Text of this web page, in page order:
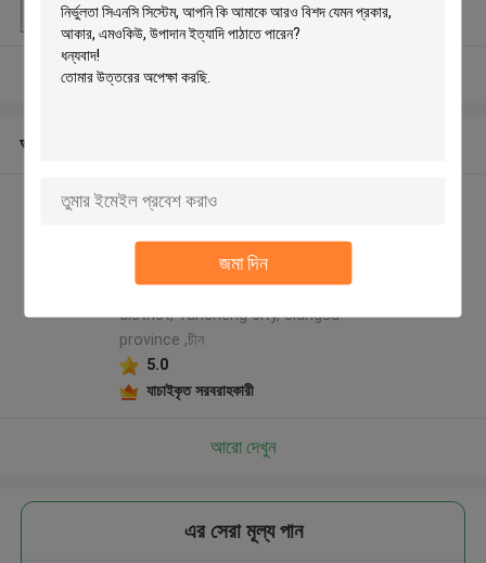
জমা দিন
পরিচিতিমুলক নাম YAOYU
আমাদের সম্পর্কে
Jiangsu Yaoyu Shoe
Machinery CO., LTD প্রস্তুতকারক
No.8, zhenning salt road, Yandu
district, Yancheng city, Jiangsu
province ,চীন
5.0
যাচাইকৃত সরবরাহকারী
আরো দেখুন
এর সেরা মূল্য পান